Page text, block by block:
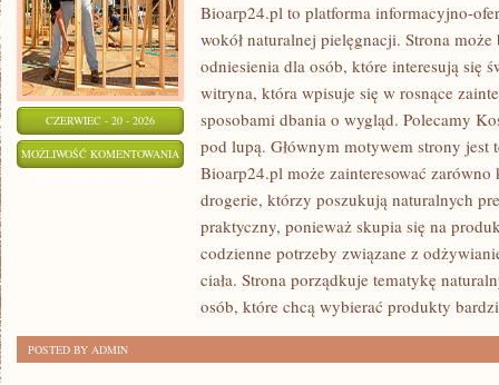
CZERWIEC - 20 - 2026
MOŻLIWOŚĆ KOMENTOWANIA
ZRÓB
SAM
Bioarp24.pl to platforma informacyjno-
wokół naturalnej pielęgnacji. Strona
odniesienia dla osób, które interesują się
witryna, która wpisuje się w rosnące
sposobami dbania o wygląd. Polecamy
pod lupą. Głównym motywem strony jest
Bioarp24.pl może zainteresować
drogerie, którzy poszukują naturalnych
praktyczny, ponieważ skupia się na
codzienne potrzeby związane z
ciała. Strona porządkuje tematykę
osób, które chcą wybierać produkty
POSTED BY ADMIN